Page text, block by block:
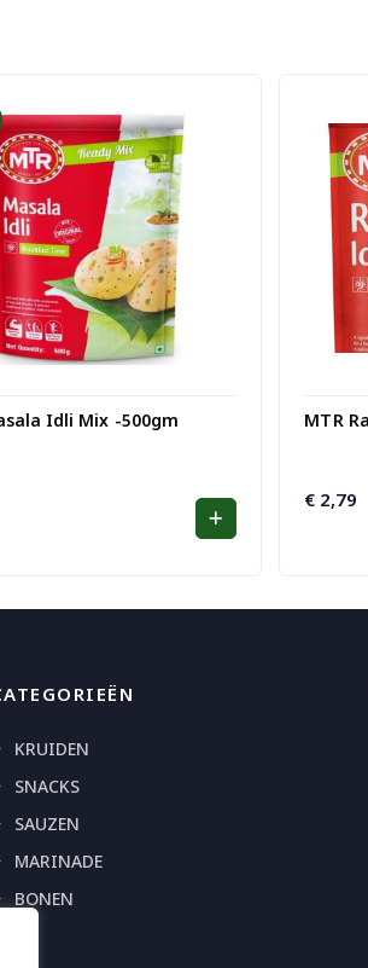
Idli Mix -500gm MTR
€ 2,79
KRUIDEN
SNACKS
SAUZEN
MARINADE
BONEN